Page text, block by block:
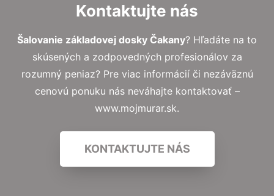
Kontaktujte nás
Šalovanie základovej dosky Čakany? Hľadáte na to
skúsených a zodpovedných profesionálov za
rozumný peniaz? Pre viac informácií či nezáväznú
cenovú ponuku nás neváhajte kontaktovať –
www.mojmurar.sk.
KONTAKTUJTE NÁS